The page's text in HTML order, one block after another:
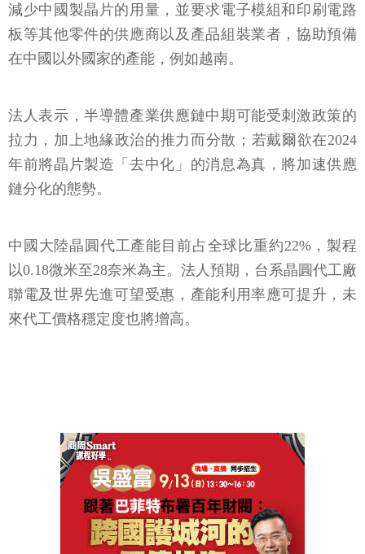
減少中國製晶片的用量，並要求電子模組和印刷電路
板等其他零件的供應商以及產品組裝業者，協助預備
在中國以外國家的產能，例如越南。
法人表示，半導體產業供應鏈中期可能受刺激政策的
拉力，加上地緣政治的推力而分散；若戴爾欲在2024
年前將晶片製造「去中化」的消息為真，將加速供應
鏈分化的態勢。
中國大陸晶圓代工產能目前占全球比重約22%，製程
以0.18微米至28奈米為主。法人預期，台系晶圓代工廠
聯電及世界先進可望受惠，產能利用率應可提升，未
來代工價格穩定度也將增高。